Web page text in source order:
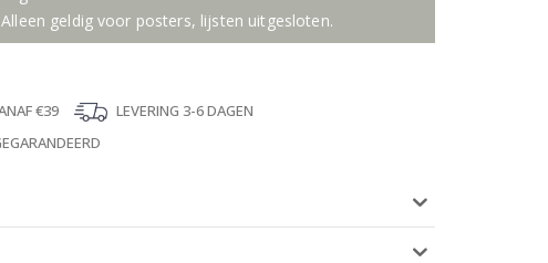
geldig voor posters, lijsten uitgesloten.
€39
LEVERING 3-6 DAGEN